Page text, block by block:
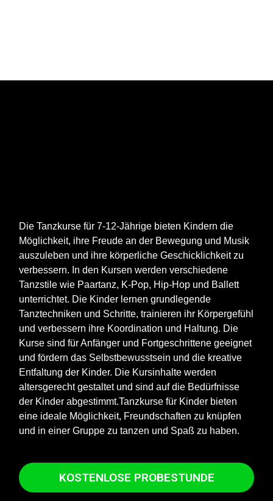
Die Tanzkurse für 7-12-Jährige bieten Kindern die
Möglichkeit, ihre Freude an der Bewegung und Musik
auszuleben und ihre körperliche Geschicklichkeit zu
verbessern. In den Kursen werden verschiedene
Tanzstile wie Paartanz, K-Pop, Hip-Hop und Ballett
unterrichtet. Die Kinder lernen grundlegende
Tanztechniken und Schritte, trainieren ihr Körpergefühl
und verbessern ihre Koordination und Haltung. Die
Kurse sind für Anfänger und Fortgeschrittene geeignet
und fördern das Selbstbewusstsein und die kreative
Entfaltung der Kinder. Die Kursinhalte werden
altersgerecht gestaltet und sind auf die Bedürfnisse
der Kinder abgestimmt.Tanzkurse für Kinder bieten
eine ideale Möglichkeit, Freundschaften zu knüpfen
und in einer Gruppe zu tanzen und Spaß zu haben.
KOSTENLOSE PROBESTUNDE